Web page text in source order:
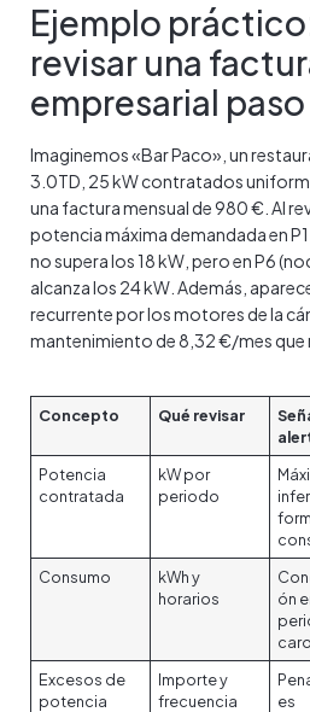
Ejemplo
revisar una
empresarial
Imaginemos «Bar Paco», un
3.0TD, 25 kW contratados
una factura mensual de 980 €. Al
potencia máxima demandada en
no supera los 18 kW, pero en P6
alcanza los 24 kW. Además,
recurrente por los motores de la
mantenimiento de 8,32 €/mes que
Concepto Qué revisar
Potencia
contratada
kW por
periodo
Consumo
kWh y
horarios
ón
Excesos de
potencia
Importe y
frecuencia
es